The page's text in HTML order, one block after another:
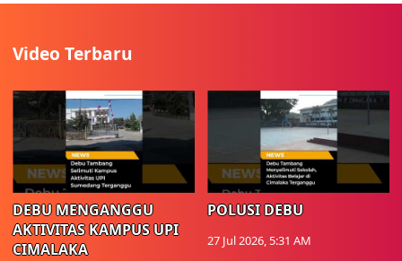
Video Terbaru
DEBU MENGANGGU
AKTIVITAS KAMPUS UPI
CIMALAKA
POLUSI DEBU
27 Jul 2026, 5:31 AM